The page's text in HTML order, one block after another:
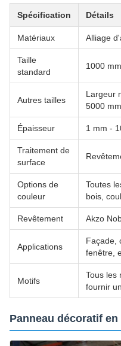
Spécification Détails
Matériaux Alliage
Taille
standard
1000
Autres tailles
Largeur
5000 mm
Épaisseur 1 mm -
Traitement de
surface
Options de
couleur
Toutes
bois,
Revêtement Akzo
Applications
Façade,
fenêtre,
Motifs
Tous les
fournir
Panneau décoratif